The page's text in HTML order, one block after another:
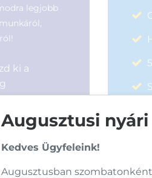
legjobb
ki a
Augusztusi
Kedves Ügyfeleink!
Augusztusban